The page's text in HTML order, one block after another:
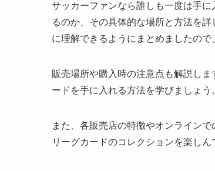
サッカーファンなら誰しも一度は手
るのか、その具体的な場所と方法を
に理解できるようにまとめましたの
販売場所や購入時の注意点も解説し
ードを手に入れる方法を学びましょう
また、各販売店の特徴やオンライン
リーグカードのコレクションを楽しん